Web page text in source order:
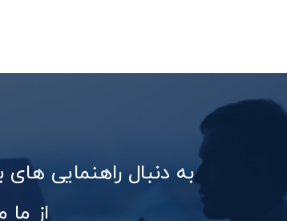
به دنبال راهنمایی
از ما